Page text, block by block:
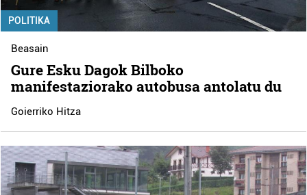
POLITIKA
Beasain
Gure Esku Dagok Bilboko
manifestaziorako autobusa antolatu du
Goierriko Hitza